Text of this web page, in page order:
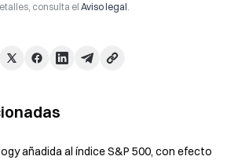
consulta el Aviso legal.
añadida al índice S&P 500, con efecto